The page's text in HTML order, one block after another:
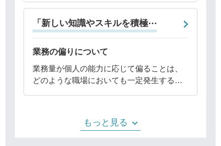
機会を設けています。具体的な教育研修制
度は以下のとおりです。・留学・各種社外
講習会・勉
「新しい知識やスキルを積極⋯
業務の偏りについて
業務量が個人の能力に応じて偏ることは、
どのような職場においても一定発生するも
もっと見る